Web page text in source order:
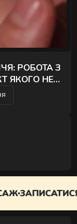
РОБОТА З
ЯКОГО НЕ
ЗАПИСАТИСЯ